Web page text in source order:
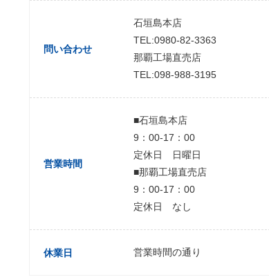
問い合わせ
石垣島本店
TEL:0980-82-3363
那覇工場直売店
TEL:098-988-3195
営業時間
■石垣島本店
9：00-17：00
定休日 日曜日
■那覇工場直売店
9：00-17：00
定休日 なし
休業日 営業時間の通り